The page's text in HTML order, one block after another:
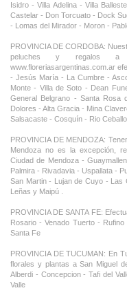
Isidro - Villa Adelina - Villa
Castelar - Don Torcuato - Dock
- Lomas del Mirador - Moron -
PROVINCIA DE CORDOBA:
peluches y regalos a
www.floreriasargentinas.com.ar
- Jesús María - La Cumbre -
Monte - Villa de Soto - Dean
General Belgrano - Santa Rosa
Dolores - Alta Gracia - Mina
Salsacaste - Cosquín - Rio
PROVINCIA DE MENDOZA:
Mendoza no es la excepción,
Ciudad de Mendoza -
Palmira - Rivadavia - Uspallata -
San Martin - Lujan de Cuyo -
Leñas y Maipú .
PROVINCIA DE SANTA FE:
Rosario - Venado Tuerto -
Santa Fe
PROVINCIA DE TUCUMAN: En
florales y plantas a San Miguel
Alberdi - Concepcion - Tafi del
Valle